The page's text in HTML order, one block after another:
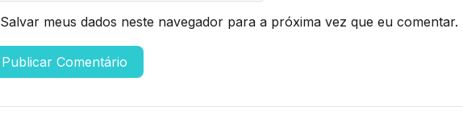
Salvar meus dados neste navegador para a próxima vez que eu comentar.